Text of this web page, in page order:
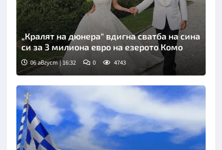
Снимка: Инстаграм
„Кралят на дюнера“ вдигна сватба на сина
си за 3 милиона евро на езерото Комо
06 август | 16:32 0 4743